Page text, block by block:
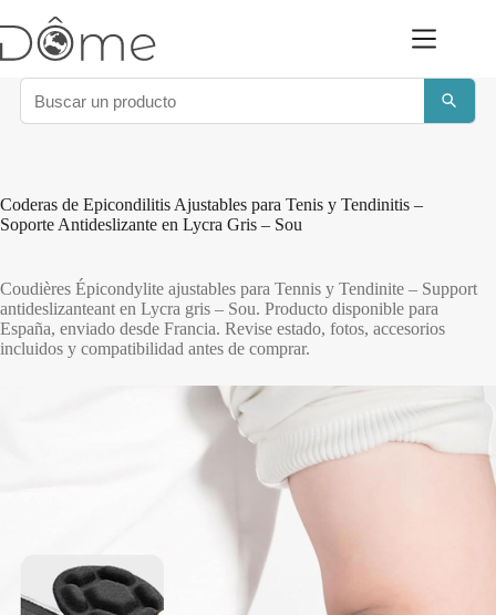
al
contenido
Coderas de Epicondilitis Ajustables para Tenis y Tendinitis –
Soporte Antideslizante en Lycra Gris – Sou
Coudières Épicondylite ajustables para Tennis y Tendinite – Support
antideslizanteant en Lycra gris – Sou. Producto disponible para
España, enviado desde Francia. Revise estado, fotos, accesorios
incluidos y compatibilidad antes de comprar.